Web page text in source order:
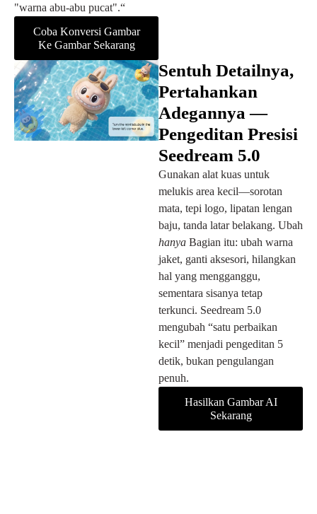
"warna abu-abu pucat".“
Coba Konversi Gambar
Ke Gambar Sekarang
Sentuh Detailnya,
Pertahankan
Adegannya —
Pengeditan Presisi
Seedream 5.0
Gunakan alat kuas untuk
melukis area kecil—sorotan
mata, tepi logo, lipatan lengan
baju, tanda latar belakang. Ubah
hanya Bagian itu: ubah warna
jaket, ganti aksesori, hilangkan
hal yang mengganggu,
sementara sisanya tetap
terkunci. Seedream 5.0
mengubah “satu perbaikan
kecil” menjadi pengeditan 5
detik, bukan pengulangan
penuh.
Hasilkan Gambar AI
Sekarang